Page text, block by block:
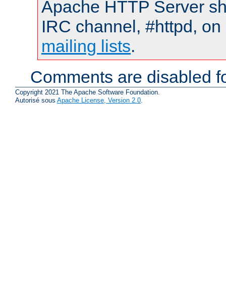
Apache HTTP Server
IRC channel, #httpd,
mailing lists.
Comments are disabled
Copyright 2021 The Apache Software Foundation.
Autorisé sous Apache License, Version 2.0.